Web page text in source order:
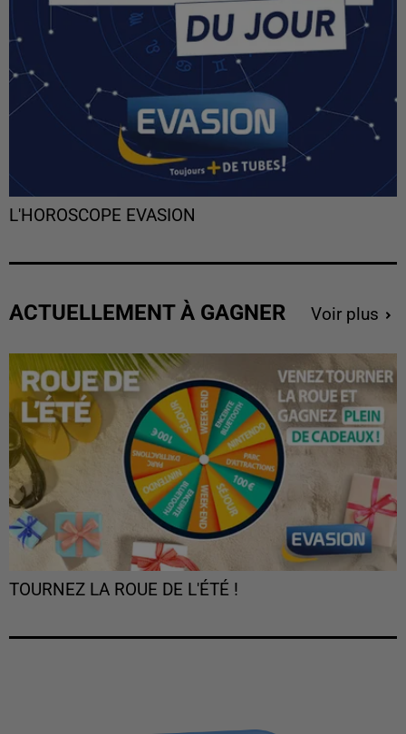
L'HOROSCOPE EVASION
ACTUELLEMENT À GAGNER Voir plus
TOURNEZ LA ROUE DE L'ÉTÉ !